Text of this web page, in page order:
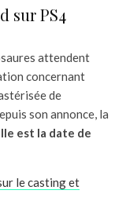
sur PS4
attendent
concernant
de
son annonce, la
est la date de
le casting et